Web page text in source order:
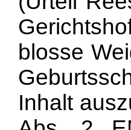
blosse
Inhalt